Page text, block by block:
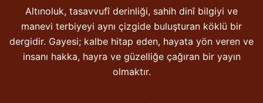
Altınoluk, tasavvufî derinliği, sahih dinî bilgiyi ve
manevi terbiyeyi aynı çizgide buluşturan köklü bir
dergidir. Gayesi; kalbe hitap eden, hayata yön veren ve
insanı hakka, hayra ve güzelliğe çağıran bir yayın
olmaktır.